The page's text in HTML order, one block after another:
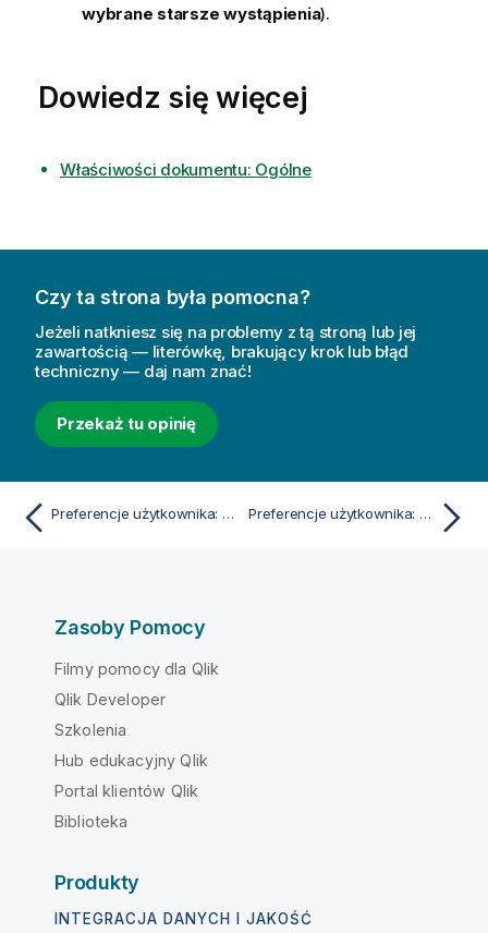
wybrane starsze wystąpienia).
Dowiedz się więcej
Właściwości dokumentu: Ogólne
Czy ta strona była pomocna?
Jeżeli natkniesz się na problemy z tą stroną lub jej
zawartością — literówkę, brakujący krok lub błąd
techniczny — daj nam znać!
Przekaż tu opinię
Preferencje użytkownika: Ogólne Preferencje użytkownika: Edytor
Zasoby Pomocy
Filmy pomocy dla Qlik
Qlik Developer
Szkolenia
Hub edukacyjny Qlik
Portal klientów Qlik
Biblioteka
Produkty
INTEGRACJA DANYCH I JAKOŚĆ